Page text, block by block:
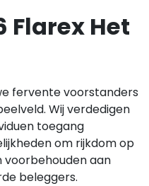
Flarex Het
fervente voorstanders
Wij verdedigen
toegang
om rijkdom op
voorbehouden aan
beleggers.